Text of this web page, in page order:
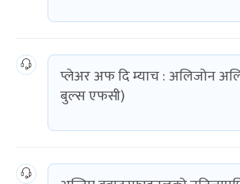
प्लेअर अफ दि म्याच : अलिजोन
बुल्स एफसी)